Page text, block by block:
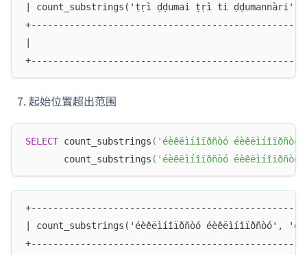
| count_substrings('ṭṛì ḍḍumai ṭṛì ti
起始位置超出范围
SELECT count_substrings ( 'éèêëìíîïðñòó éèêëìíîïðñòó'
       count_substrings
( 'éèêëìíîïðñòó éèêëìíîïðñòó'
| count_substrings('éèêëìíîïðñòó